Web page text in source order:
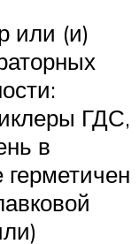
или (и)
ГДС,
в